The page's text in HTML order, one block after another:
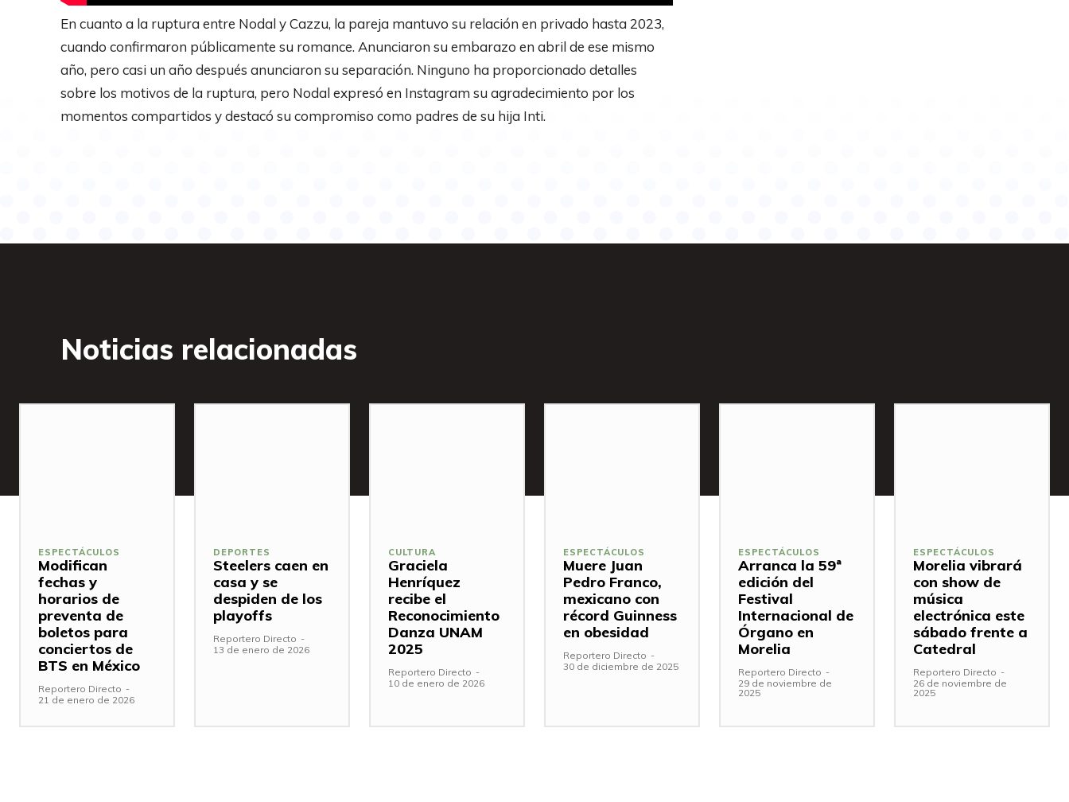
En cuanto a la ruptura entre Nodal y Cazzu, la pareja mantuvo su relación en privado hasta 2023,
cuando confirmaron públicamente su romance. Anunciaron su embarazo en abril de ese mismo
año, pero casi un año después anunciaron su separación. Ninguno ha proporcionado detalles
sobre los motivos de la ruptura, pero Nodal expresó en Instagram su agradecimiento por los
momentos compartidos y destacó su compromiso como padres de su hija Inti.
Noticias relacionadas
ESPECTÁCULOS
Modifican
fechas y
horarios de
preventa de
boletos para
conciertos de
BTS en México
Reportero Directo -
21 de enero de 2026
DEPORTES
Steelers caen en
casa y se
despiden de los
playoffs
Reportero Directo -
13 de enero de 2026
CULTURA
Graciela
Henríquez
recibe el
Reconocimiento
Danza UNAM
2025
Reportero Directo -
10 de enero de 2026
ESPECTÁCULOS
Muere Juan
Pedro Franco,
mexicano con
récord Guinness
en obesidad
Reportero Directo -
30 de diciembre de 2025
ESPECTÁCULOS
Arranca la 59ª
edición del
Festival
Internacional de
Órgano en
Morelia
Reportero Directo -
29 de noviembre de
2025
ESPECTÁCULOS
Morelia vibrará
con show de
música
electrónica este
sábado frente a
Catedral
Reportero Directo -
26 de noviembre de
2025